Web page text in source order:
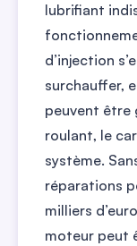
lubrifiant
d’injection
surchauffer,
peuvent être
roulant, le
système.
réparations
milliers
moteur peut